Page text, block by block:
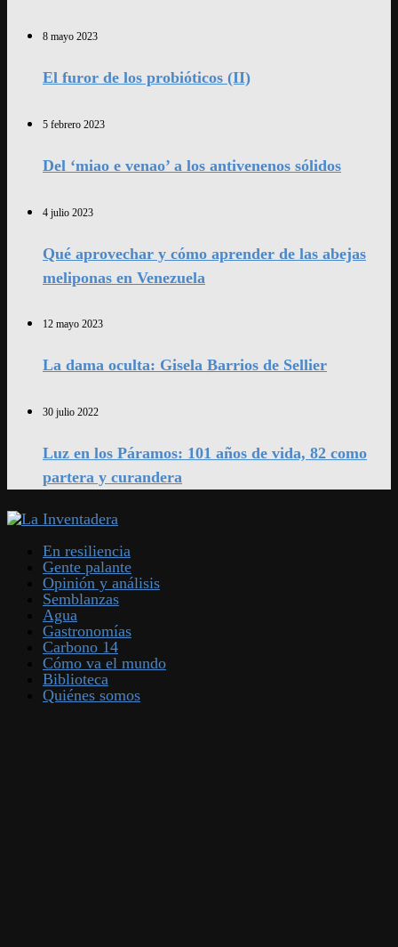
8 mayo 2023
El furor de los probióticos (II)
5 febrero 2023
Del ‘miao e venao’ a los antivenenos sólidos
4 julio 2023
Qué aprovechar y cómo aprender de las abejas
meliponas en Venezuela
12 mayo 2023
La dama oculta: Gisela Barrios de Sellier
30 julio 2022
Luz en los Páramos: 101 años de vida, 82 como
partera y curandera
En resiliencia
Gente palante
Opinión y análisis
Semblanzas
Agua
Gastronomías
Carbono 14
Cómo va el mundo
Biblioteca
Quiénes somos